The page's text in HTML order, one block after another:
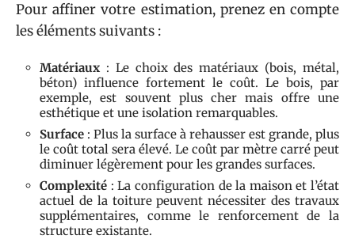
Pour affiner votre estimation, prenez en compte
les éléments suivants :
Matériaux : Le choix des matériaux (bois, métal,
béton) influence fortement le coût. Le bois, par
exemple, est souvent plus cher mais offre une
esthétique et une isolation remarquables.
Surface : Plus la surface à rehausser est grande, plus
le coût total sera élevé. Le coût par mètre carré peut
diminuer légèrement pour les grandes surfaces.
Complexité : La configuration de la maison et l’état
actuel de la toiture peuvent nécessiter des travaux
supplémentaires, comme le renforcement de la
structure existante.